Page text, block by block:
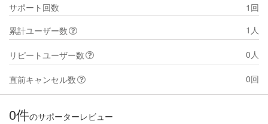
サポート回数
1回
累計ユーザー数
1人
リピートユーザー数 0人
直前キャンセル数 0回
0件のサポーターレビュー